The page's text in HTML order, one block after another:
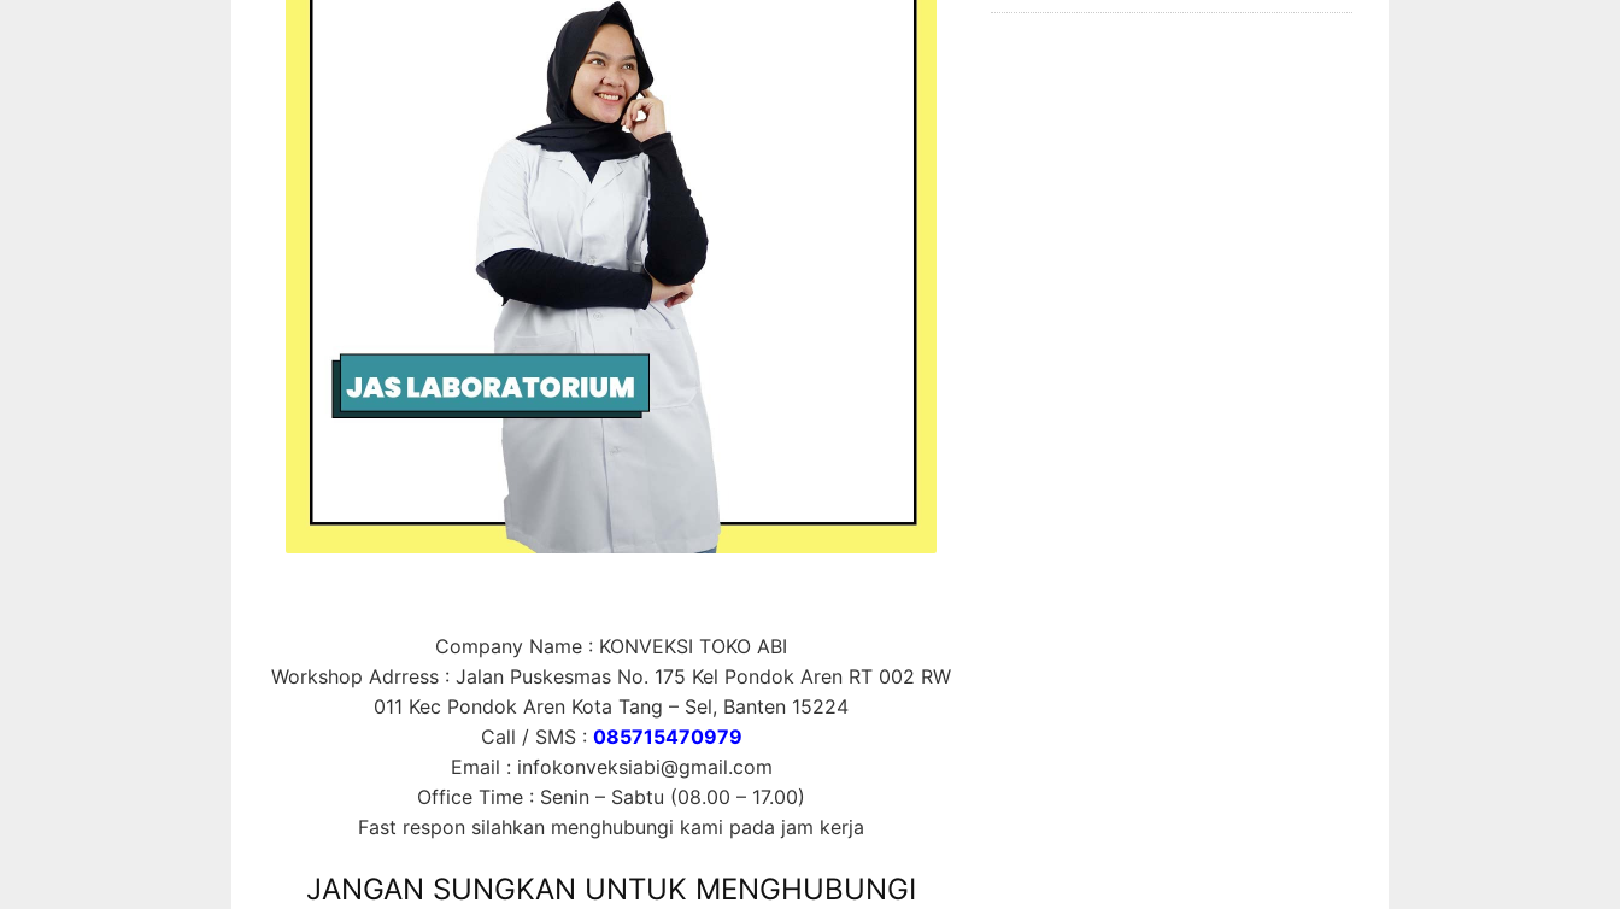
Company Name : KONVEKSI TOKO ABI
Workshop Adrress : Jalan Puskesmas No. 175 Kel Pondok Aren RT 002 RW
011 Kec Pondok Aren Kota Tang – Sel, Banten 15224
Call / SMS : 085715470979
Email : infokonveksiabi@gmail.com
Office Time : Senin – Sabtu (08.00 – 17.00)
Fast respon silahkan menghubungi kami pada jam kerja
JANGAN SUNGKAN UNTUK MENGHUBUNGI